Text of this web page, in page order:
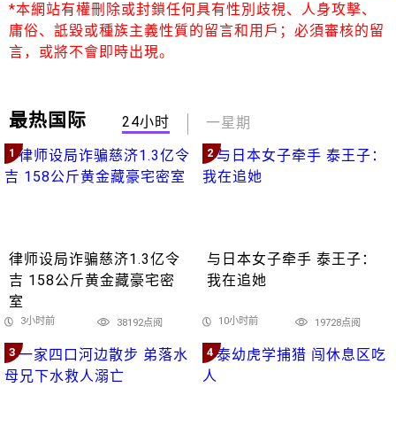
*本網站有權刪除或封鎖任何具有性別歧視、人身攻擊、
庸俗、詆毀或種族主義性質的留言和用戶；必須審核的留
言，或將不會即時出現。
最热国际 24小时 一星期
1
律师设局诈骗慈济1.3亿令
吉 158公斤黄金藏豪宅密
室
3小时前 38192点阅
2
与日本女子牵手 泰王子：
我在追她
10小时前 19728点阅
3 4